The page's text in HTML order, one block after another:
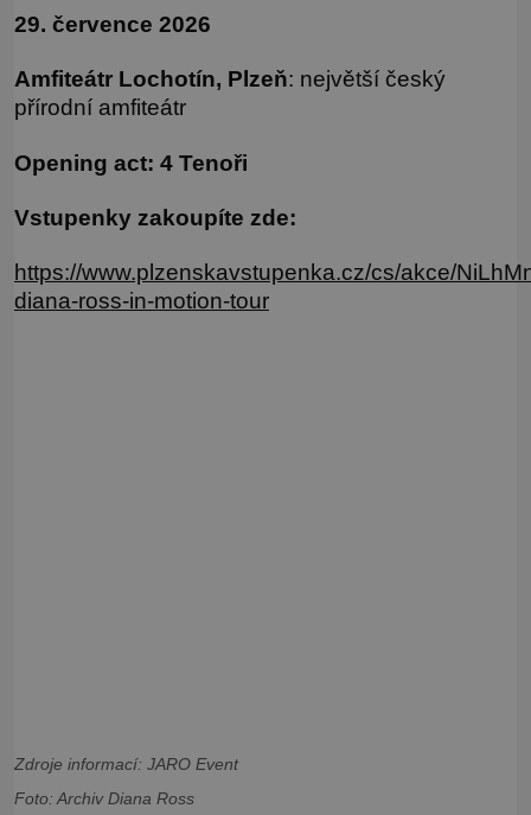
29. července 2026
Amfiteátr Lochotín, Plzeň: největší český
přírodní amfiteátr
Opening act: 4 Tenoři
Vstupenky zakoupíte zde:
https://www.plzenskavstupenka.cz/cs/akce/
diana-ross-in-motion-tour
Zdroje informací: JARO Event
Foto: Archiv Diana Ross